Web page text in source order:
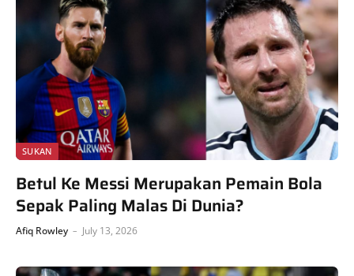
SUKAN
Betul Ke Messi Merupakan Pemain Bola
Sepak Paling Malas Di Dunia?
Afiq Rowley July 13, 2026